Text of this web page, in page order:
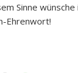
Sinne
Ehrenwort!